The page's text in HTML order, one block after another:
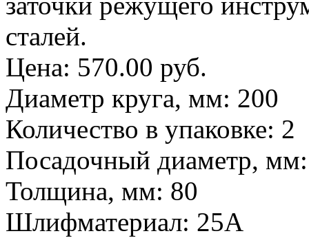
сталей.
Цена: 570.00 руб.
Диаметр круга, мм: 200
Количество в упаковке: 2
Посадочный диаметр, мм
Толщина, мм: 80
Шлифматериал: 25А